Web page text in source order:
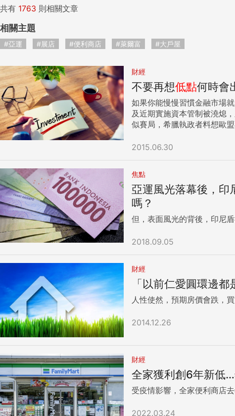
共有 1763 則相關文章
相關主題
#亞運 #展店 #便利商店 #萊爾富 #大戶屋
財經
不要再想低點何時會
如果你能慢慢習慣金融市場就是不斷震盪波動，
及近期實施資本管制被澆熄，之前
似賽局，希臘執政者料想歐
持續好一陣子，市場對於希臘
不覺得恐怖？此波段跌了二
待何時？大陸官方只是要告訴股民慢
化掉，但我仍持續之前看法
2015.06.30
焦點
亞運風光落幕後，印
嗎？
但，表面風光的背後，印尼
2018.09.05
財經
「以前仁愛圓環邊
人性使然，預期房價會跌，
2014.12.26
財經
全家獲利創6年新低
受疫情影響，全家便利商店
2022.03.24